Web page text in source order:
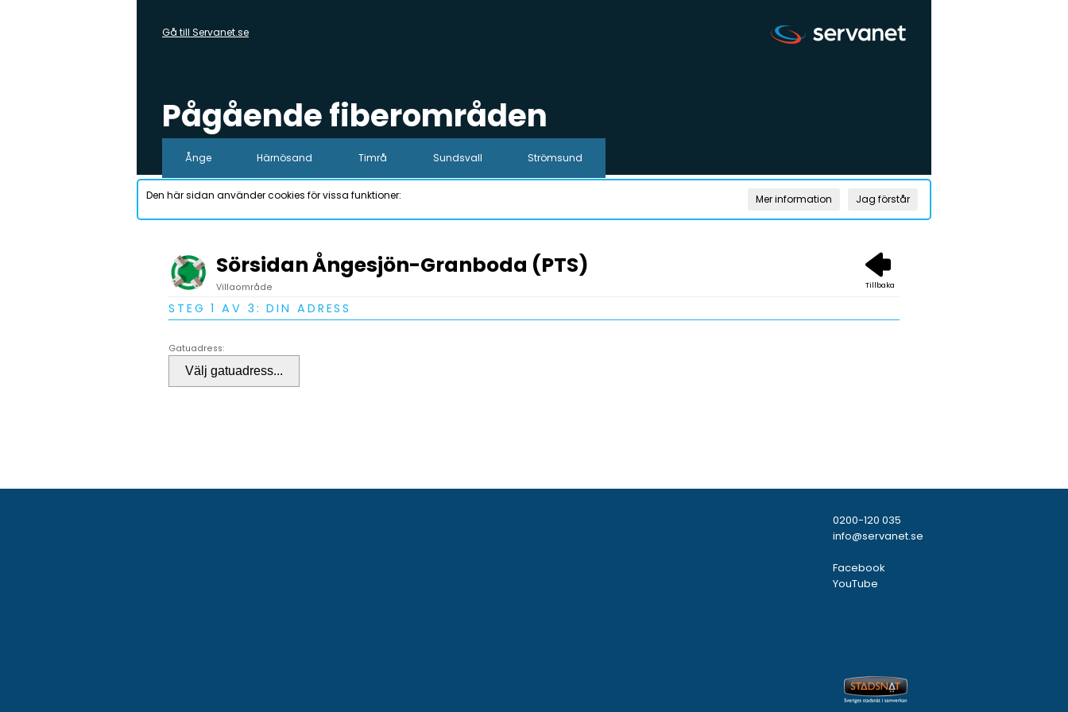
Gå till Servanet.se
Pågående fiberområden
Ånge Härnösand Timrå Sundsvall Strömsund
Den här sidan använder cookies för vissa funktioner: Jag förstår
Mer information
Sörsidan Ångesjön-Granboda (PTS)
Villaområde Tillbaka
STEG 1 AV 3: DIN ADRESS
Gatuadress:
0200-120 035
info@servanet.se
Facebook
YouTube